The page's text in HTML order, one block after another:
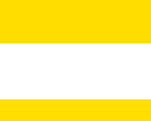
フレキシブルな
人気科目ピック
KIT虎ノ門ブログ
社会人学生の声
募集要項（入学